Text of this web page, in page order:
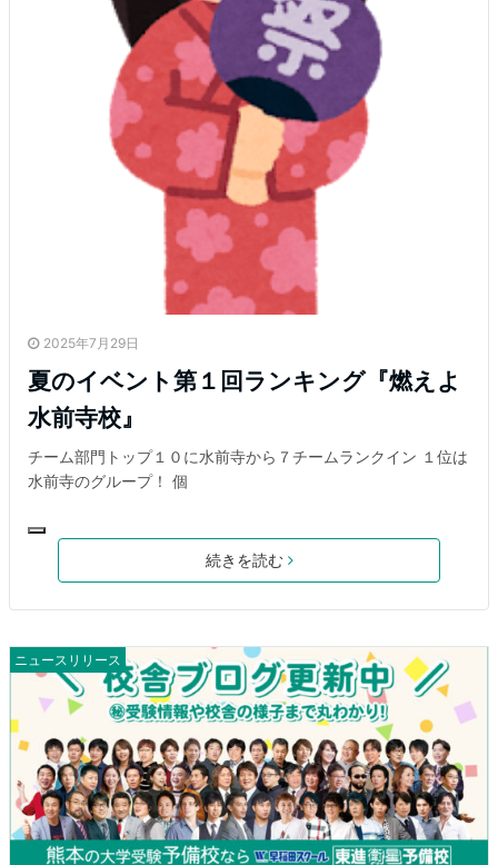
2025年7月29日
夏のイベント第１回ランキング『燃えよ
水前寺校』
チーム部門トップ１０に水前寺から７チームランクイン １位は
水前寺のグループ！ 個
続きを読む
ニュースリリース